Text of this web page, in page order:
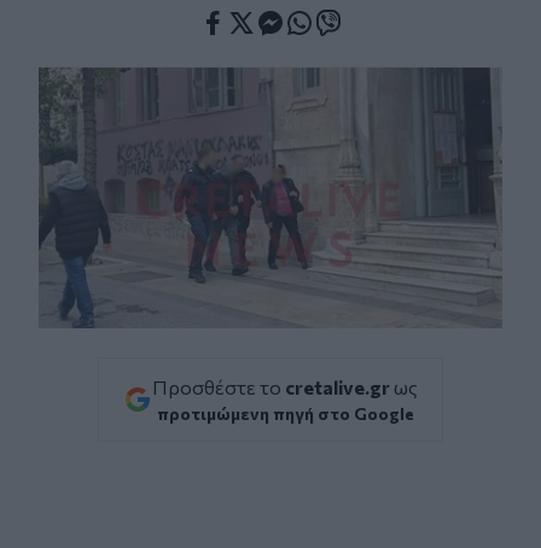
Προσθέστε το cretalive.gr ως
προτιμώμενη πηγή στο Google